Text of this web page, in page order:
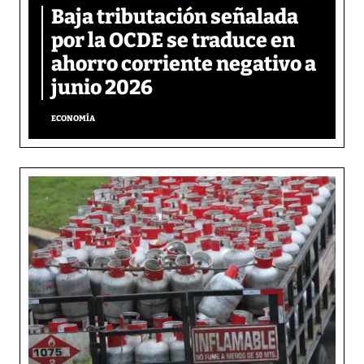
Baja tributación señalada
por la OCDE se traduce en
ahorro corriente negativo a
junio 2026
ECONOMÍA